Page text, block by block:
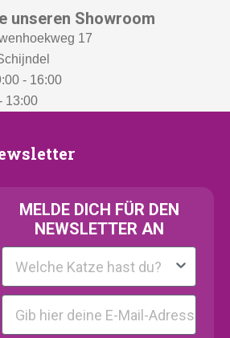
unseren Showroom
17
- 16:00
13:00
MELDEDICH FÜR DEN
NEWSLETTER AN
Kattenras
E-mail